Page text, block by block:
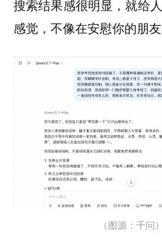
搜索结果感很明显，就给
感觉，不像在安慰你的朋友
（图源：千问）